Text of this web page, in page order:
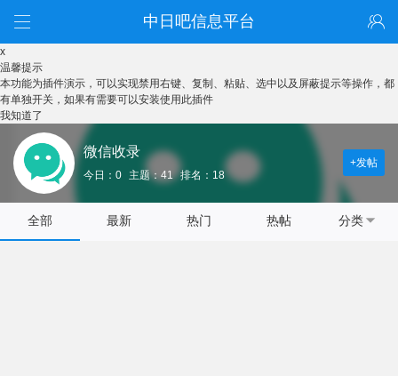
中日吧信息平台
x
温馨提示
本功能为插件演示，可以实现禁用右键、复制、粘贴、选中以及屏蔽提示等操作，都
有单独开关，如果有需要可以安装使用此插件
我知道了
微信收录
今日：0 主题：41 排名：18
+发帖
全部 最新 热门 热帖 分类